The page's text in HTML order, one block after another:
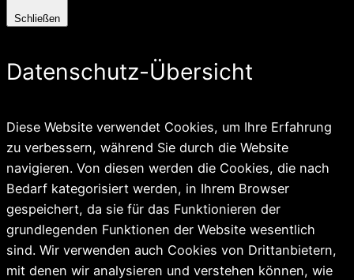
Schließen
Datenschutz-Übersicht
Diese Website verwendet Cookies, um Ihre Erfahrung
zu verbessern, während Sie durch die Website
navigieren. Von diesen werden die Cookies, die nach
Bedarf kategorisiert werden, in Ihrem Browser
gespeichert, da sie für das Funktionieren der
grundlegenden Funktionen der Website wesentlich
sind. Wir verwenden auch Cookies von Drittanbietern,
mit denen wir analysieren und verstehen können, wie